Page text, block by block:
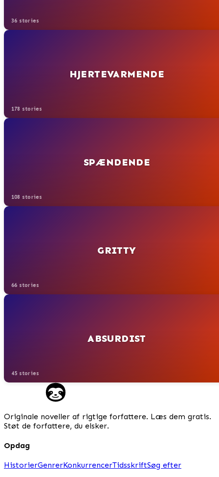
36 stories
HJERTEVARMENDE
178 stories
SPÆNDENDE
108 stories
GRITTY
66 stories
ABSURDIST
45 stories
Originale noveller af rigtige forfattere. Læs dem gratis.
Støt de forfattere, du elsker.
Opdag
HistorierGenrerKonkurrencerTidsskriftSøg efter